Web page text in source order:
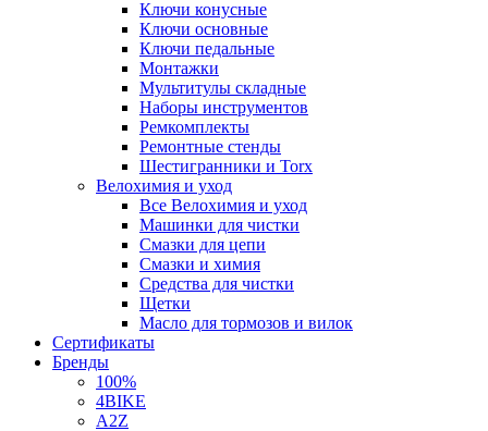
Ключи конусные
Ключи основные
Ключи педальные
Монтажки
Мультитулы складные
Наборы инструментов
Ремкомплекты
Ремонтные стенды
Шестигранники и Torx
Велохимия и уход
Все Велохимия и уход
Машинки для чистки
Смазки для цепи
Смазки и химия
Средства для чистки
Щетки
Масло для тормозов и вилок
Сертификаты
Бренды
100%
4BIKE
A2Z